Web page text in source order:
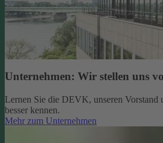
Unternehmen: Wir stellen uns
Lernen Sie die DEVK, unseren Vorstand
besser kennen.
Mehr zum Unternehmen